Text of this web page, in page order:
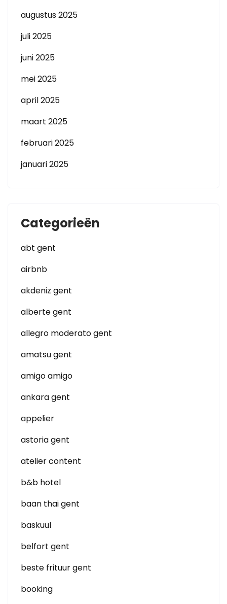
augustus 2025
juli 2025
juni 2025
mei 2025
april 2025
maart 2025
februari 2025
januari 2025
Categorieën
abt gent
airbnb
akdeniz gent
alberte gent
allegro moderato gent
amatsu gent
amigo amigo
ankara gent
appelier
astoria gent
atelier content
b&b hotel
baan thai gent
baskuul
belfort gent
beste frituur gent
booking